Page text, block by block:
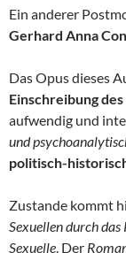
Ein anderer
Gerhard Anna
Das Opus dieses
Einschreibung
aufwendig und
und
politisch-
Zustande kommt
Sexuellen durch
Sexuelle. Der